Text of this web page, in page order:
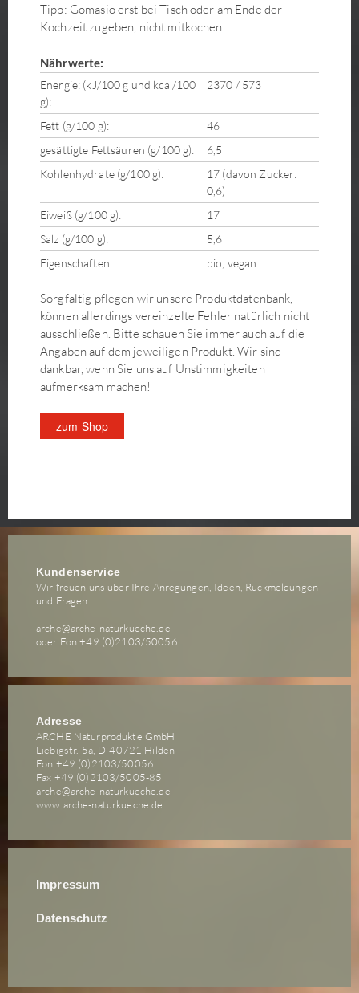
Tipp: Gomasio erst bei Tisch oder am Ende der
Kochzeit zugeben, nicht mitkochen.
Nährwerte:
Energie: (kJ/100 g und kcal/100
g):
2370 / 573
Fett (g/100 g):
46
gesättigte Fettsäuren (g/100 g):
6,5
Kohlenhydrate (g/100 g):
17 (davon Zucker:
0,6)
Eiweiß (g/100 g):
17
Salz (g/100 g):
5,6
Eigenschaften:
bio, vegan
Sorgfältig pflegen wir unsere Produktdatenbank,
können allerdings vereinzelte Fehler natürlich nicht
ausschließen. Bitte schauen Sie immer auch auf die
Angaben auf dem jeweiligen Produkt. Wir sind
dankbar, wenn Sie uns auf Unstimmigkeiten
aufmerksam machen!
zum Shop
Kundenservice
Wir freuen uns über Ihre Anregungen, Ideen, Rückmeldungen
und Fragen:
arche@arche-naturkueche.de
oder Fon +49 (0)2103/50056
Adresse
ARCHE Naturprodukte GmbH
Liebigstr. 5a, D-40721 Hilden
Fon +49 (0)2103/50056
Fax +49 (0)2103/5005-85
arche@arche-naturkueche.de
www.arche-naturkueche.de
Impressum
Datenschutz